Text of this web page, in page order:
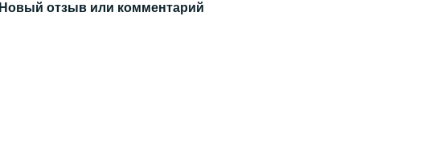
Новый отзыв или комментарий